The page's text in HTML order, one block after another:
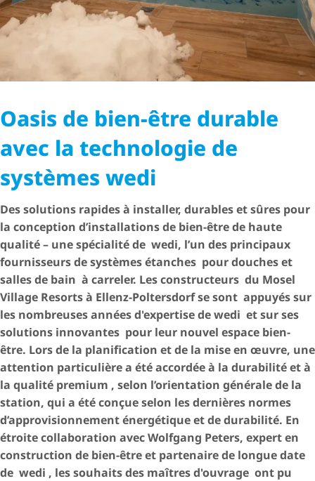
Oasis de bien-être durable
avec la technologie de
systèmes wedi
Des solutions rapides à installer, durables et sûres pour
la conception d’installations de bien-être de haute
qualité – une spécialité de wedi, l’un des principaux
fournisseurs de systèmes étanches pour douches et
salles de bain à carreler. Les constructeurs du Mosel
Village Resorts à Ellenz-Poltersdorf se sont appuyés sur
les nombreuses années d'expertise de wedi et sur ses
solutions innovantes pour leur nouvel espace bien-
être. Lors de la planification et de la mise en œuvre, une
attention particulière a été accordée à la durabilité et à
la qualité premium , selon l’orientation générale de la
station, qui a été conçue selon les dernières normes
d’appro­vi­sion­ne­ment énergétique et de durabilité. En
étroite collaboration avec Wolfgang Peters, expert en
construction de bien-être et partenaire de longue date
de wedi , les souhaits des maîtres d'ouvrage ont pu